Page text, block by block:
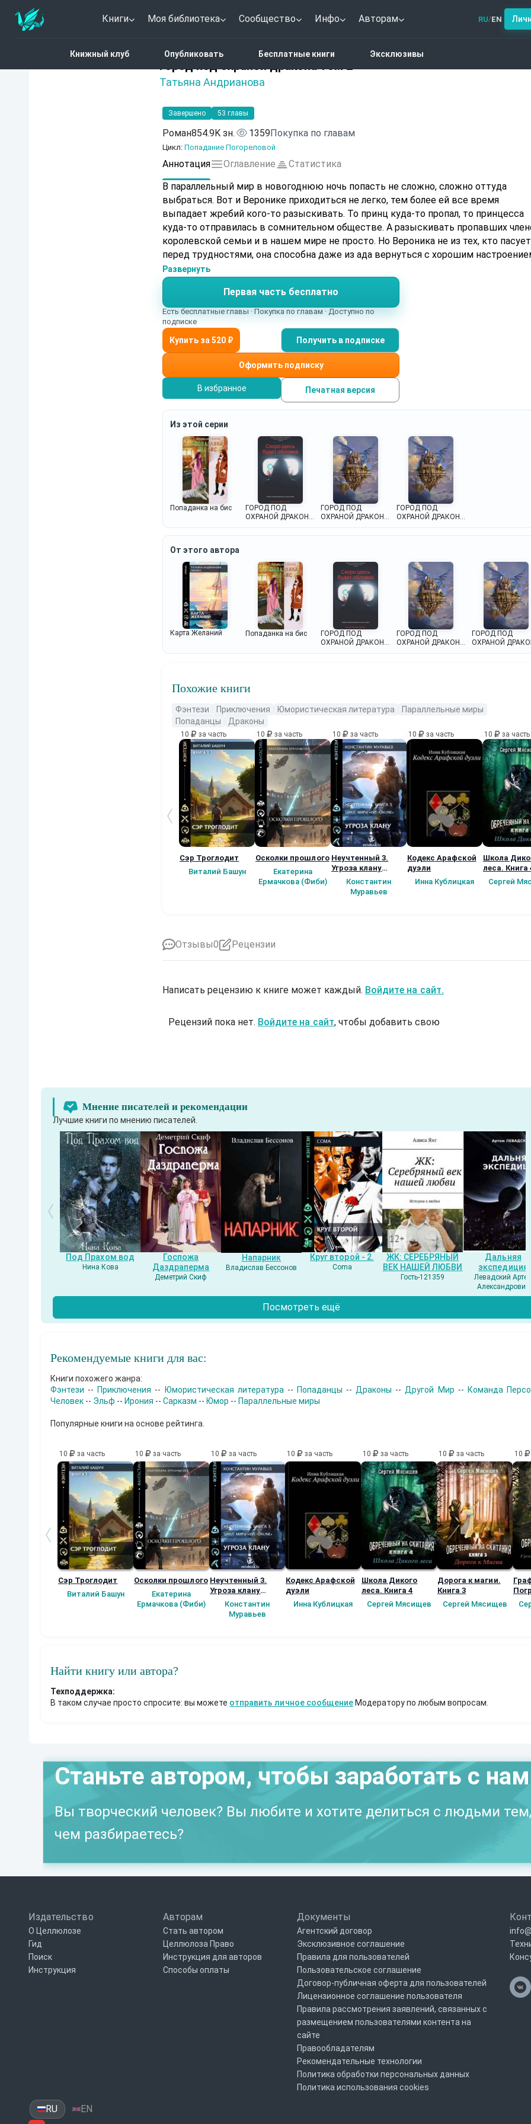
Книги Моя библиотека Сообщество Инфо Авторам RU/EN
Книжный клуб Опубликовать Бесплатные книги Эксклюзивы
Город под охраной дракона том 2
Татьяна Андрианова
4.5 (2)
Завершено 53 главы
Роман854.9K зн. 1359Покупка по главам
Цикл: Попадание Погореловой
Аннотация Оглавление
Статистика
В параллельный мир в новогоднюю ночь попасть не сложно, сложно оттуда
выбраться. Вот и Веронике приходиться не легко, тем более ей все время
выпадает жребий кого-то разыскивать. То принц куда-то пропал, то принцесса
куда-то отправилась в сомнительном обществе. А разыскивать пропавших
королевской семьи и в нашем мире не просто. Но Вероника не из тех, кто пасует
перед трудностями, она способна даже из ада вернуться с хорошим
подарками, а уж добраться до города, который охраняет дракон для нее не такая
и проблема. Но вот вопрос: права ли гадалка, сказавшая, что пропавшая
именно в этом городе? Удастся ли найти Норандириэль?
Развернуть
Первая часть бесплатно
Есть бесплатные главы · Покупка по главам · Доступно по
подписке
Получить в подписке
Оформить подписку
В избранное Печатная версия
Из этой серии
Попаданка на бис
ГОРОД ПОД
ОХРАНОЙ ДРАКОНА
ГОРОД ПОД
ОХРАНОЙ ДРАКОНА
ГОРОД ПОД
ОХРАНОЙ ДРАКОНА
От этого автора
Карта Желаний Попаданка на бис
ГОРОД ПОД
ОХРАНОЙ ДРАКОНА
ГОРОД ПОД
ОХРАНОЙ ДРАКОНА
ГОРОД ПОД
ОХРАНОЙ
Похожие книги
Фэнтези Приключения Юмористическая литература
Параллельные миры
Попаданцы
Драконы
10 за часть
Сэр Троглодит
Виталий Башун
10 за часть
Осколки прошлого
Екатерина
Ермачкова (Фиби)
10 за часть
Неучтенный 3.
Угроза клану
(Альтернативное
продолжение)
Константин
Муравьев
10 за часть
Кодекс Арафской
дуэли
Инна Кублицкая
10 за часть
Школа
леса. Книга
Сергей
Отзывы0 Рецензии
Написать рецензию к книге может каждый. Войдите на сайт.
Рецензий пока нет. Войдите на сайт, чтобы добавить свою
Мнение писателей и рекомендации
Лучшие книги по мнению писателей.
Под Прахом вод
Нина Кова
Госпожа
Даздраперма
Деметрий Скиф
Напарник
Владислав Бессонов
Круг второй - 2.
Coma
ЖК: СЕРЕБРЯНЫЙ
ВЕК НАШЕЙ ЛЮБВИ
Гость-121359
Дальняя
экспедиция
Левадский Артем
Александрович
Посмотреть ещё
Рекомендуемые книги для вас:
Книги похожего жанра:
Фэнтези -- Приключения -- Юмористическая литература -- Попаданцы -- Драконы -- Другой Мир -- Команда
Человек -- Эльф -- Ирония -- Сарказм -- Юмор -- Параллельные миры
Популярные книги на основе рейтинга.
10 за часть
Сэр Троглодит
Виталий Башун
10 за часть
Осколки прошлого
Екатерина
Ермачкова (Фиби)
10 за часть
Неучтенный 3.
Угроза клану
(Альтернативное
продолжение)
Константин
Муравьев
10 за часть
Кодекс Арафской
дуэли
Инна Кублицкая
10 за часть
Школа Дикого
леса. Книга 4
Сергей Мясищев
10 за часть
Дорога к магии.
Книга 3
Сергей Мясищев
10
Найти книгу или автора?
Техподдержка:
В таком случае просто спросите: вы можете отправить личное сообщение Модератору по любым вопросам.
Станьте автором, чтобы заработать с
Вы творческий человек? Вы любите и хотите делиться с людьми
чем разбираетесь?
Издательство
О Целлюлозе
Гид
Поиск
Инструкция
Авторам
Стать автором
Целлюлоза Право
Инструкция для авторов
Способы оплаты
Документы
Агентский договор
Эксклюзивное соглашение
Правила для пользователей
Пользовательское соглашение
Договор-публичная оферта для пользователей
Лицензионное соглашение пользователя
Правила рассмотрения заявлений, связанных с
размещением пользователями контента на
сайте
Правообладателям
Рекомендательные технологии
Политика обработки персональных данных
Политика использования cookies
RU EN